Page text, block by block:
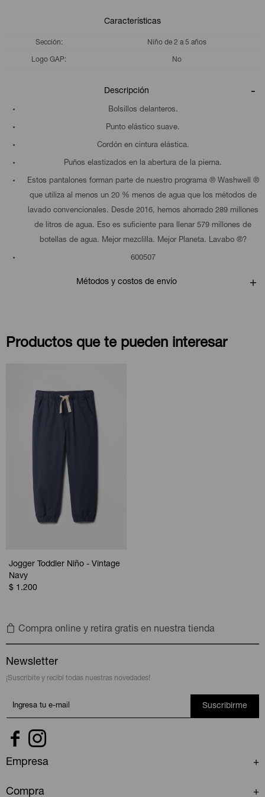
Características
Sección Niño de 2 a 5 años
Logo GAP No
Descripción
Bolsillos delanteros.
Punto elástico suave.
Cordón en cintura elástica.
Puños elastizados en la abertura de la pierna.
Estos pantalones forman parte de nuestro programa ® Washwell ®
que utiliza al menos un 20 % menos de agua que los métodos de
lavado convencionales. Desde 2016, hemos ahorrado 289 millones
de litros de agua. Eso es suficiente para llenar 579 millones de
botellas de agua. Mejor mezclilla. Mejor Planeta. Lavabo ®?
600507
Métodos y costos de envío
Productos que te pueden interesar
Jogger Toddler Niño - Vintage
Navy
$ 1.200
Compra online y retira gratis en nuestra tienda
Newsletter
¡Suscribite y recibí todas nuestras novedades!
Suscribirme
 
Empresa
Compra